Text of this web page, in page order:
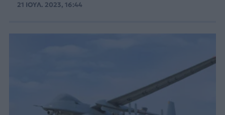
21 ΙΟΥΛ. 2023, 16:44